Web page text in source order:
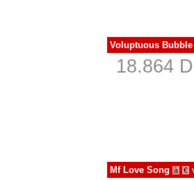
Voluptuous Bubble
18.864
Mf Love Song à €